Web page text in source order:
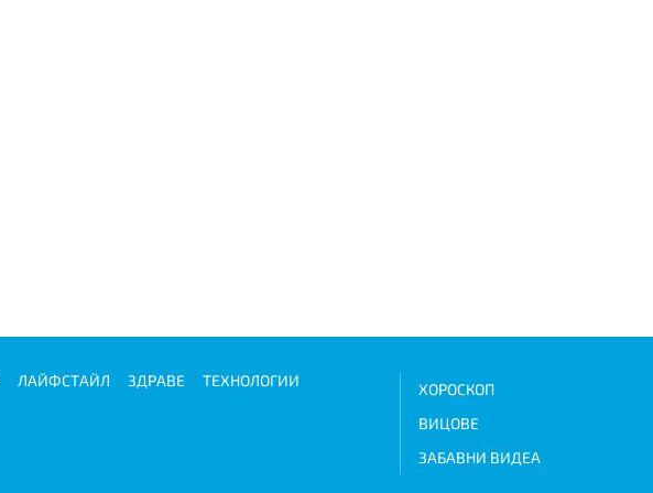
ЛАЙФСТАЙЛ ЗДРАВЕ
ТЕХНОЛОГИИ
ХОРОСКОП
ВИЦОВЕ
ЗАБАВНИ ВИДЕА